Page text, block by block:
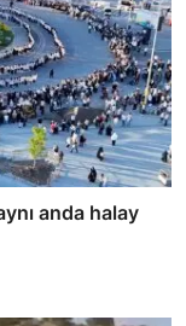
anda halay